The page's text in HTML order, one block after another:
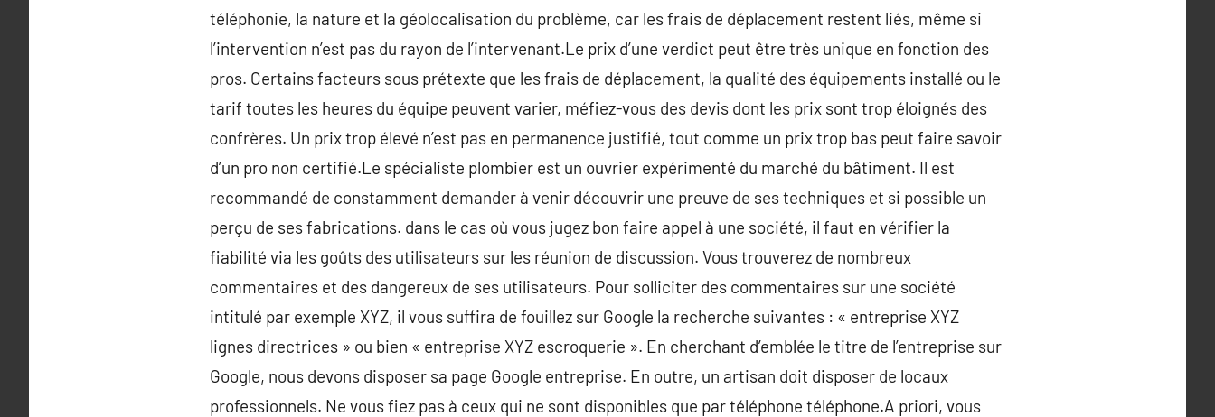
téléphonie, la nature et la géolocalisation du problème, car les frais de déplacement restent liés, même si
l’intervention n’est pas du rayon de l’intervenant.Le prix d’une verdict peut être très unique en fonction des
pros. Certains facteurs sous prétexte que les frais de déplacement, la qualité des équipements installé ou le
tarif toutes les heures du équipe peuvent varier, méfiez-vous des devis dont les prix sont trop éloignés des
confrères. Un prix trop élevé n’est pas en permanence justifié, tout comme un prix trop bas peut faire savoir
d’un pro non certifié.Le spécialiste plombier est un ouvrier expérimenté du marché du bâtiment. Il est
recommandé de constamment demander à venir découvrir une preuve de ses techniques et si possible un
perçu de ses fabrications. dans le cas où vous jugez bon faire appel à une société, il faut en vérifier la
fiabilité via les goûts des utilisateurs sur les réunion de discussion. Vous trouverez de nombreux
commentaires et des dangereux de ses utilisateurs. Pour solliciter des commentaires sur une société
intitulé par exemple XYZ, il vous suffira de fouillez sur Google la recherche suivantes : « entreprise XYZ
lignes directrices » ou bien « entreprise XYZ escroquerie ». En cherchant d’emblée le titre de l’entreprise sur
Google, nous devons disposer sa page Google entreprise. En outre, un artisan doit disposer de locaux
professionnels. Ne vous fiez pas à ceux qui ne sont disponibles que par téléphone téléphone.A priori, vous